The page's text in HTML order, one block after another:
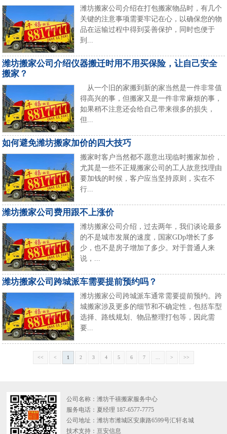
潍坊搬家公司介绍在打包搬家物品时，有几个
关键的注意事项需要牢记在心，以确保您的物
品在运输过程中得到妥善保护，同时也便于
到...
潍坊搬家公司介绍仪器搬迁时用不用买保险，让自己安全
搬家？
从一个旧的家搬到新的家当然是一件非常值
得高兴的事，但搬家又是一件非常麻烦的事，
如果稍不注意还会给自己带来很多的损失，
但...
如何避免潍坊搬家加价的四大技巧
搬家时客户当然都不愿意出现临时搬家加价，
尤其是一些不正规搬家公司的工人故意找理由
要加钱的时候，客户应当坚持原则，实在不
行...
潍坊搬家公司费用跟不上涨价
潍坊搬家公司介绍，过去两年，我们谈论最多
的不是城市发展的速度，国家GDp增长了多
少，也不是房子增加了多少。对于普通人来
说，...
潍坊搬家公司跨城派车需要提前预约吗？
潍坊搬家公司跨城派车通常需要提前预约。跨
城搬家涉及更多的细节和不确定性，包括车型
选择、路线规划、物品整理打包等，因此需
要...
<< < 1 2 3 4 5 6 7 > >>
公司名称：潍坊千禧搬家服务中心
服务电话：夏经理 187-6577-7775
公司地址：潍坊市潍城区安康路6599号汇轩名城
技术支持： 亘安信息